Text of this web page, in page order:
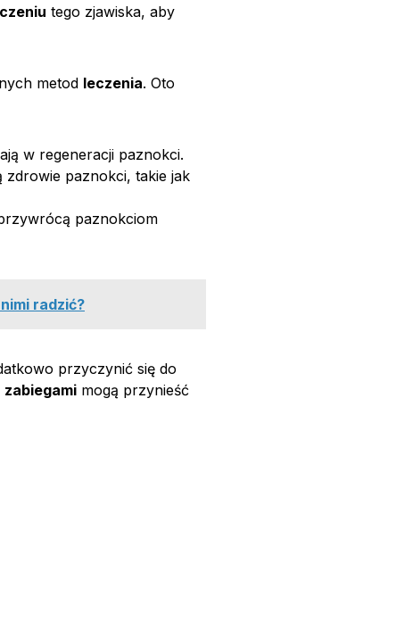
tego zjawiska, aby
metod leczenia. Oto
w regeneracji paznokci.
zdrowie paznokci, takie jak
paznokciom
radzić?
przyczynić się do
zabiegami mogą przynieść